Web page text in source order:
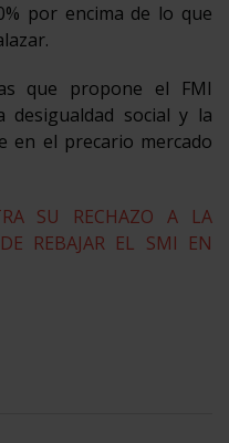
por encima de lo que
que propone el FMI
desigualdad social y la
en el precario mercado
SU RECHAZO A LA
REBAJAR EL SMI EN